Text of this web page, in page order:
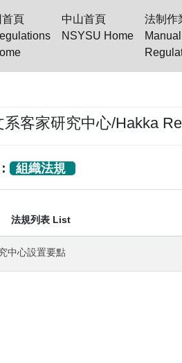
首頁
(current)
中山首頁
NSYSU Home
法制作
客家研究中心/Hakka
組織法規
法規列表 List
中心設置要點